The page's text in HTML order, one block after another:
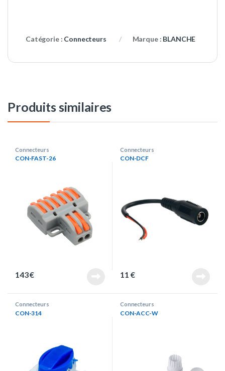
Catégorie : Connecteurs Marque : BLANCHE
Produits similaires
Connecteurs
CON-FAST-26
143€
Connecteurs
CON-DCF
11 €
Connecteurs
CON-314
Connecteurs
CON-ACC-W